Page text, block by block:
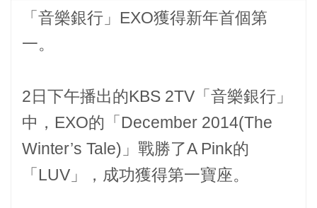
「音樂銀行」EXO獲得新年首個第
一。
2日下午播出的KBS 2TV「音樂銀行」
中，EXO的「December 2014(The
Winter’s Tale)」戰勝了A Pink的
「LUV」，成功獲得第一寶座。